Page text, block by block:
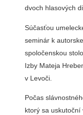
dvoch hlasových
Súčasťou
seminár k
spoločenskou
Izby Mateja
v Levoči.
Počas
ktorý sa